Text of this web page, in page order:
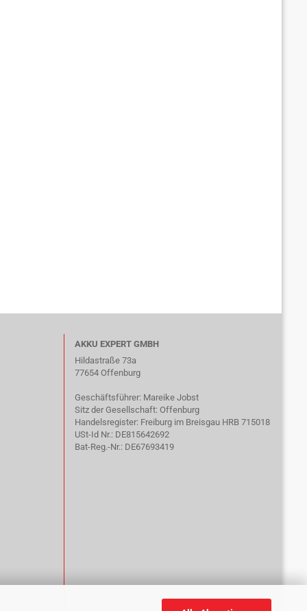
AKKU EXPERT GMBH
Hildastraße 73a
77654 Offenburg
Geschäftsführer: Mareike Jobst
Sitz der Gesellschaft: Offenburg
Handelsregister: Freiburg im Breisgau HRB 715018
USt-Id Nr.: DE815642692
Bat-Reg.-Nr.: DE67693419